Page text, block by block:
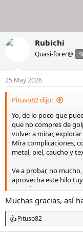
Rubichi
Quasi-forer@
25 May 2026
Pituso82 dijo:
Yo, de lo poco que
que no compres de
volver a mirar,
Mira complicaciones,
metal, piel, caucho y
Ve a probar, no
aprovecha este hilo
consejos.
Muchas gracias, así
R
e
Pituso82